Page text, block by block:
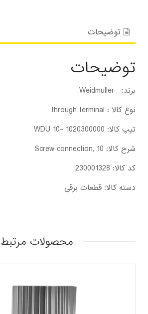
توضیحات
توضیحات
برند: Weidmuller
نوع کالا : through terminal
تیپ کالا: WDU 10- 1020300000
شرح کالا: Screw connection, 10
کد کالا: 230001328
دسته کالا: قطعات برقی
محصولات مرتبط